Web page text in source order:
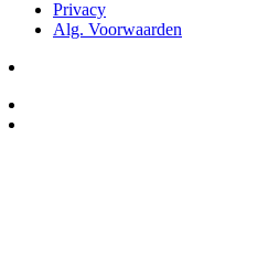
Privacy
Alg. Voorwaarden